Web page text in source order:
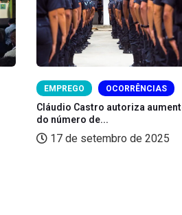
EMPREGO OCORRÊNCIAS
Cláudio Castro autoriza
do número de...
17 de setembro de 2025